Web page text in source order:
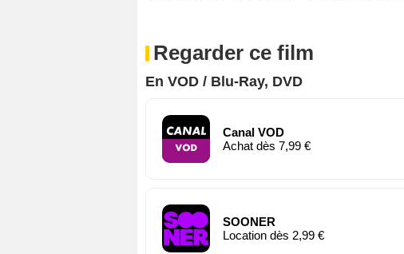
Regarder ce film
En VOD / Blu-Ray, DVD
Canal VOD
Achat dès 7,99 €
SOONER
Location dès 2,99 €